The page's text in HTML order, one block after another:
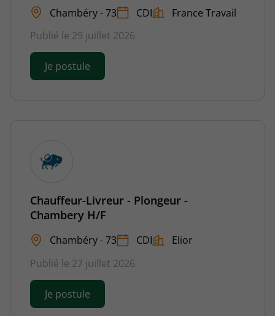
Chambéry - 73 CDI
France Travail
Publié le 29 juillet 2026
Je postule
Chauffeur-Livreur - Plongeur -
Chambery H/F
Chambéry - 73 CDI
Elior
Publié le 27 juillet 2026
Je postule